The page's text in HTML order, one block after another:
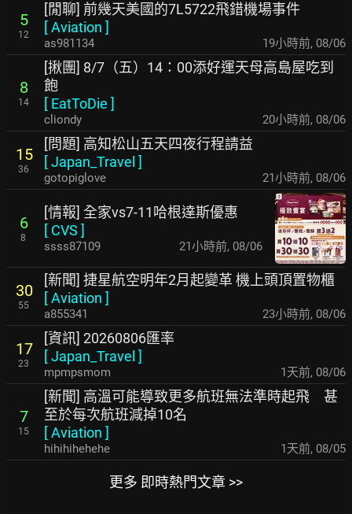
5
12
[閒聊] 前幾天美國的7L5722飛錯機場事件
[Aviation ]
as981134 19小時前, 08/06
8
14
[揪團] 8/7（五）14：00添好運天母高島屋吃到
飽
[ EatToDie ]
cliondy 20小時前, 08/06
15
36
[問題] 高知松山五天四夜行程請益
[Japan_Travel ]
gotopiglove 21小時前, 08/06
6
8
[情報] 全家vs7-11哈根達斯優惠
[ CVS ]
ssss87109 21小時前, 08/06
30
55
[新聞] 捷星航空明年2月起變革 機上頭頂置物櫃
[Aviation ]
a855341 23小時前, 08/06
17
23
[資訊] 20260806匯率
[Japan_Travel ]
mpmpsmom 1天前, 08/06
7
15
[新聞] 高溫可能導致更多航班無法準時起飛 甚
至於每次航班減掉10名
[Aviation ]
hihihihehehe 1天前, 08/05
更多 即時熱門文章 >>